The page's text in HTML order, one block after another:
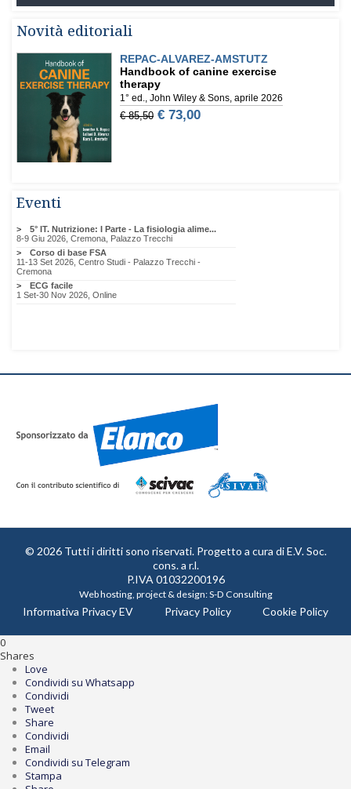
Novità editoriali
Eventi
© 2026 Tutti i diritti sono riservati. Progetto a cura diE.V. Soc.
cons. a r.l.
P.IVA 01032200196
Web hosting, project & design:S-D Consulting
Informativa Privacy EV Privacy Policy Cookie Policy
0
Shares
Love
Condividi su Whatsapp
Condividi
Tweet
Share
Condividi
Email
Condividi su Telegram
Stampa